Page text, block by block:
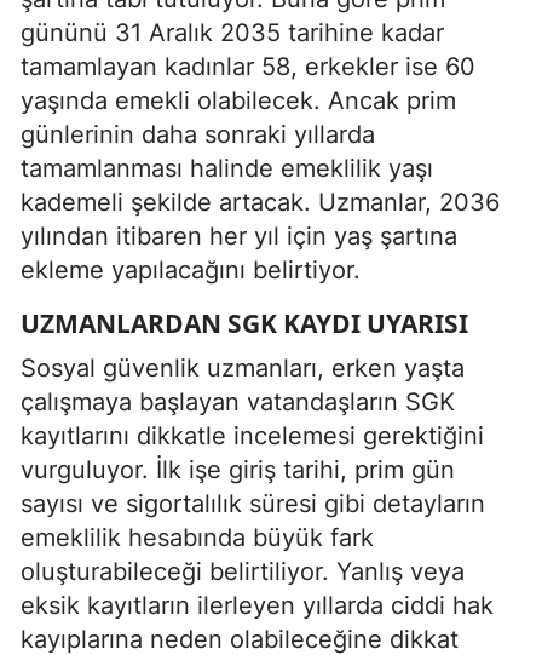
gününü 31 Aralık 2035 tarihine kadar
tamamlayan kadınlar 58, erkekler ise 60
yaşında emekli olabilecek. Ancak prim
günlerinin daha sonraki yıllarda
tamamlanması halinde emeklilik yaşı
kademeli şekilde artacak. Uzmanlar, 2036
yılından itibaren her yıl için yaş şartına
ekleme yapılacağını belirtiyor.
UZMANLARDAN SGK KAYDI UYARISI
Sosyal güvenlik uzmanları, erken yaşta
çalışmaya başlayan vatandaşların SGK
kayıtlarını dikkatle incelemesi gerektiğini
vurguluyor. İlk işe giriş tarihi, prim gün
sayısı ve sigortalılık süresi gibi detayların
emeklilik hesabında büyük fark
oluşturabileceği belirtiliyor. Yanlış veya
eksik kayıtların ilerleyen yıllarda ciddi hak
kayıplarına neden olabileceğine dikkat